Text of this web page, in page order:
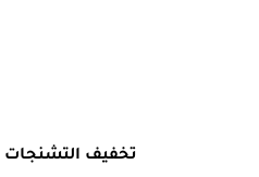
تخفيف التشنجات